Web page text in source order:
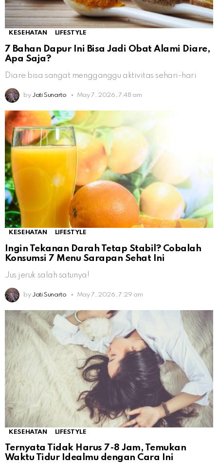
KESEHATAN LIFESTYLE
7 Bahan Dapur Ini Bisa Jadi Obat Alami Diare,
Apa Saja?
Diare bisa sangat mengganggu aktivitas sehari-hari
by Jati Sunarto May 7, 2026, 7:48 am
KESEHATAN LIFESTYLE
Ingin Tekanan Darah Tetap Stabil? Cobalah
Konsumsi 7 Menu Sarapan Sehat Ini
Jus jeruk salah satunya!
by Jati Sunarto May 7, 2026, 7:29 am
KESEHATAN LIFESTYLE
Ternyata Tidak Harus 7-8 Jam, Temukan
Waktu Tidur Idealmu dengan Cara Ini